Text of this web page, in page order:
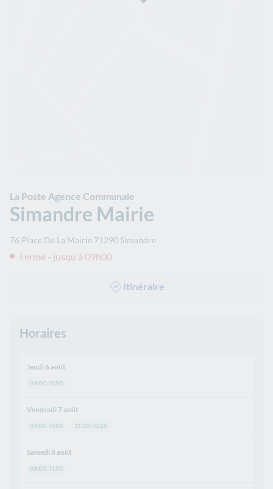
La Poste Agence Communale
Simandre Mairie
76 Place De La Mairie 71290 Simandre
Fermé - jusqu'à 09h00
Itinéraire
Horaires
Jeudi 6 août
09:00-11:50
Vendredi 7 août
09:00-11:50 13:30-16:30
Samedi 8 août
09:00-11:50